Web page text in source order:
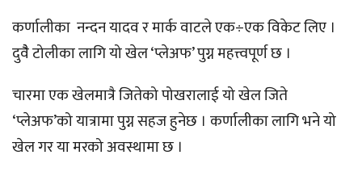
कर्णालीका नन्दन यादव र मार्क वाटले एक÷एक विकेट लिए ।
दुवैै टोलीका लागि यो खेल ‘प्लेअफ’ पुग्न महत्त्वपूर्ण छ ।
चारमा एक खेलमात्रै जितेको पोखरालाई यो खेल जिते
‘प्लेअफ’को यात्रामा पुग्न सहज हुनेछ । कर्णालीका लागि भने यो
खेल गर या मरको अवस्थामा छ ।